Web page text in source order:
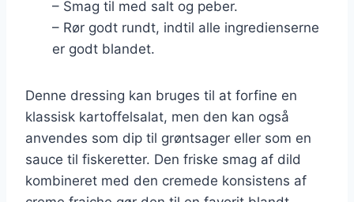
– Smag til med salt og peber.
– Rør godt rundt, indtil alle ingredienserne
er godt blandet.
Denne dressing kan bruges til at forfine en
klassisk kartoffelsalat, men den kan også
anvendes som dip til grøntsager eller som en
sauce til fiskeretter. Den friske smag af dild
kombineret med den cremede konsistens af